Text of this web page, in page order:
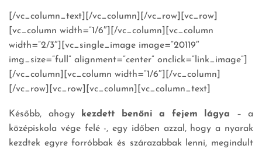
[/vc_column_text][/vc_column][/vc_row][vc_row]
[vc_column width=”1/6″][/vc_column][vc_column
width=”2/3″][vc_single_image image=”20119″
img_size=”full” alignment=”center” onclick=”link_image”]
[/vc_column][vc_column width=”1/6″][/vc_column]
[/vc_row][vc_row][vc_column][vc_column_text]
Később, ahogy kezdett benőni a fejem lágya – a
középiskola vége felé -, egy időben azzal, hogy a nyarak
kezdtek egyre forróbbak és szárazabbak lenni, megindult